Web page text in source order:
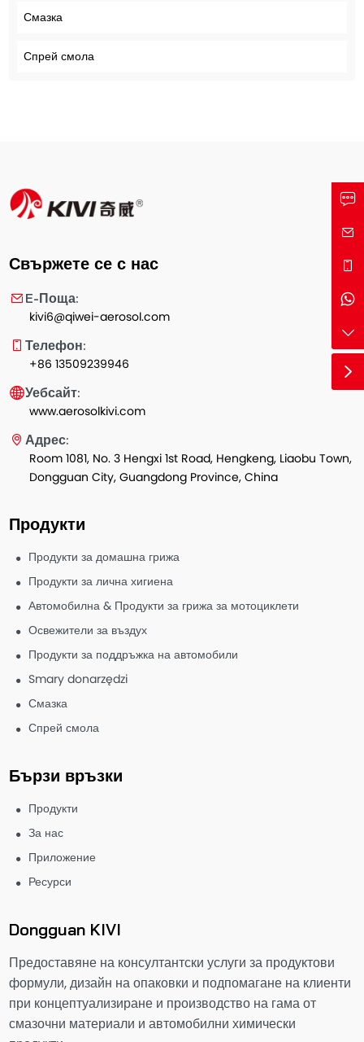
Смазка
Спрей смола
Свържете се с нас
E-Поща:
kivi6@qiwei-aerosol.com
Телефон:
+86 13509239946
Уебсайт:
www.aerosolkivi.com
Адрес:
Room 1081, No. 3 Hengxi 1st Road, Hengkeng, Liaobu Town,
Dongguan City, Guangdong Province, China
Продукти
Продукти за домашна грижа
Продукти за лична хигиена
Автомобилна & Продукти за грижа за мотоциклети
Освежители за въздух
Продукти за поддръжка на автомобили
Smary donarzędzi
Смазка
Спрей смола
Бързи връзки
Продукти
За нас
Приложение
Ресурси
Dongguan KIVI
Предоставяне на консултантски услуги за продуктови
формули, дизайн на опаковки и подпомагане на клиенти
при концептуализиране и производство на гама от
смазочни материали и автомобилни химически